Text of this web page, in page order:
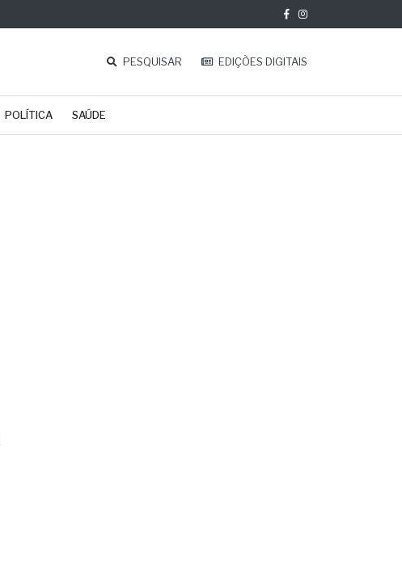
PESQUISAR EDIÇÕES DIGITAIS
POLÍTICA SAÚDE